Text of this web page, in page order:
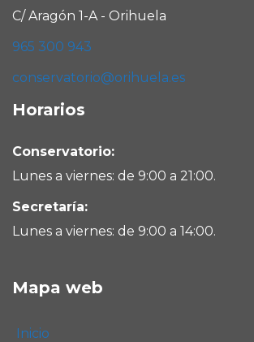
C/ Aragón 1-A - Orihuela
965 300 943
conservatorio@orihuela.es
Horarios
Conservatorio:
Lunes a viernes: de 9:00 a 21:00.
Secretaría:
Lunes a viernes: de 9:00 a 14:00.
Mapa web
Inicio